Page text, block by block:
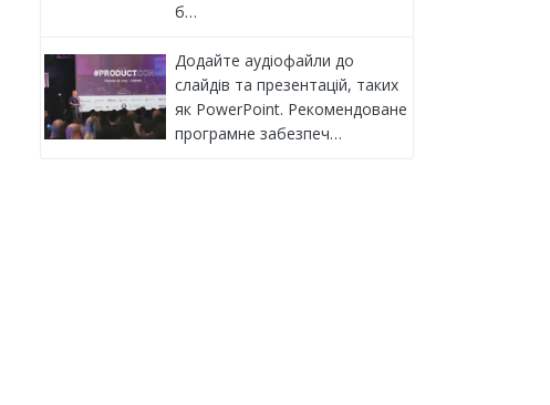
б…
Додайте аудіофайли до
слайдів та презентацій, таких
як PowerPoint. Рекомендоване
програмне забезпеч…